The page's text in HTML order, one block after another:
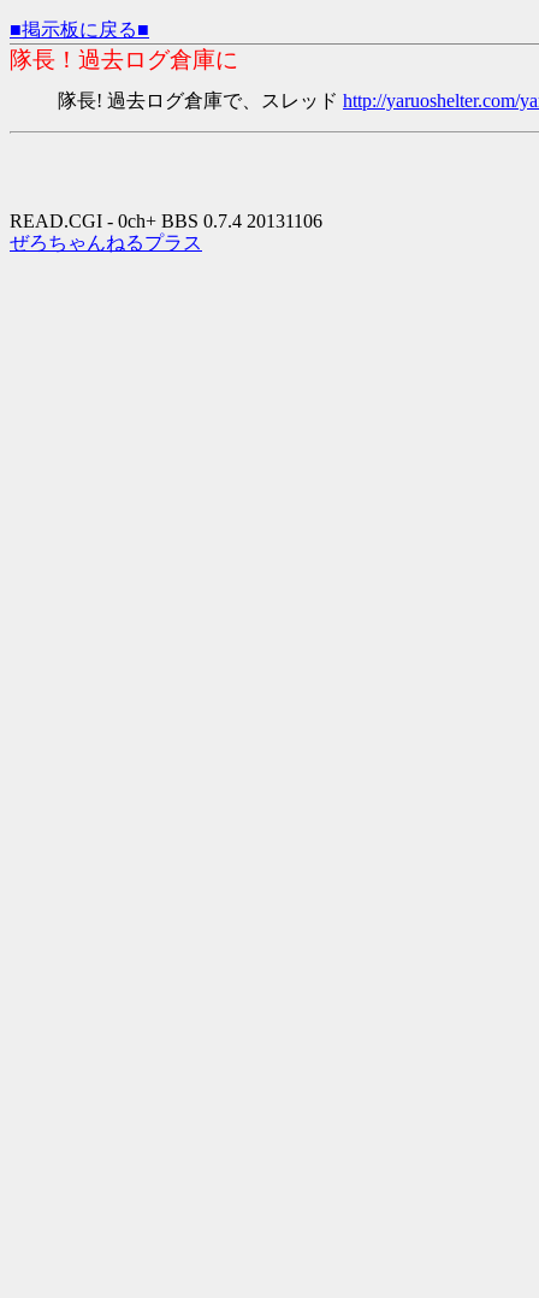
■掲示板に戻る■
隊長！過去ログ倉庫に
隊長! 過去ログ倉庫で、スレッド http://yaruoshelter.com/
READ.CGI - 0ch+ BBS 0.7.4 20131106
ぜろちゃんねるプラス